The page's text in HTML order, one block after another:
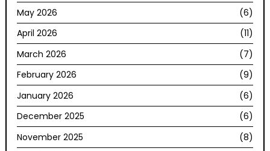
May 2026
(6)
April 2026
(11)
March 2026
(7)
February 2026
(9)
January 2026
(6)
December 2025
(6)
November 2025
(8)